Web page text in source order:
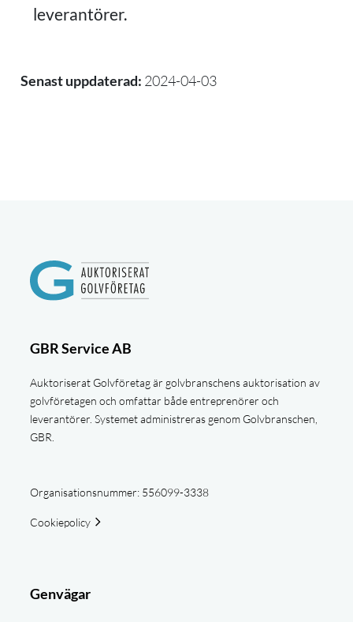
leverantörer.
Senast uppdaterad: 2024-04-03
GBR Service AB
Auktoriserat Golvföretag är golvbranschens auktorisation av
golvföretagen och omfattar både entreprenörer och
leverantörer. Systemet administreras genom Golvbranschen,
GBR.
Organisationsnummer: 556099-3338
Cookiepolicy
Genvägar